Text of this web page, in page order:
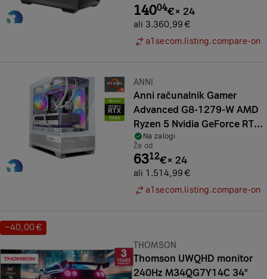
14004€× 24
ali 3.360,99 €
a1secom.listing.compare-on
Znamka:
ANNI
Anni računalnik Gamer
Advanced G8-1279-W AMD
Ryzen 5 Nvidia GeForce RTX
5060 16 GB
Na zalogi
Že od
6312€× 24
ali 1.514,99 €
a1secom.listing.compare-on
Prihranek:
−40,00 €
Znamka:
THOMSON
Thomson UWQHD monitor
240Hz M34QG7Y14C 34"